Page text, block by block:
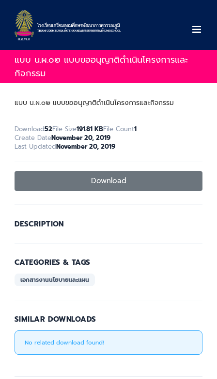
content
แบบ น.ผ.๐๒ แบบขออนุญาติดำเนินโครงการและ
กิจกรรม
แบบ น.ผ.๐๒ แบบขออนุญาติดำเนินโครงการและกิจกรรม
Download52File Size191.81 KBFile Count1
Create DateNovember 20, 2019
Last UpdatedNovember 20, 2019
Download
DESCRIPTION
CATEGORIES & TAGS
เอกสารงานนโยบายและแผน
SIMILAR DOWNLOADS
No related download found!